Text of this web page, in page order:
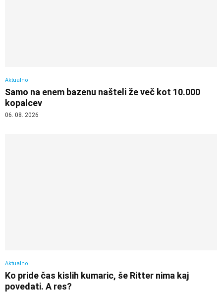
Aktualno
Samo na enem bazenu našteli že več kot 10.000
kopalcev
06. 08. 2026
Aktualno
Ko pride čas kislih kumaric, še Ritter nima kaj
povedati. A res?